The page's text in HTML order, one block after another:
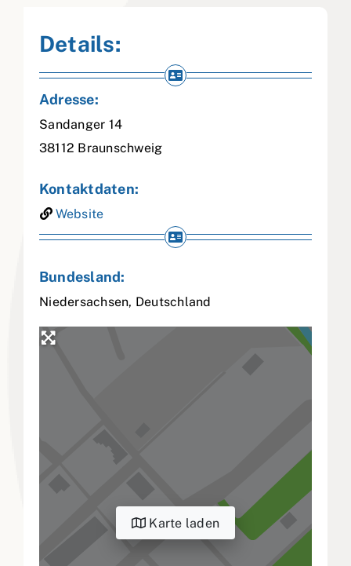
Details:
Adresse:
Sandanger 14
38112 Braunschweig
Kontaktdaten:
Website
Bundesland:
Niedersachsen, Deutschland
Karte laden